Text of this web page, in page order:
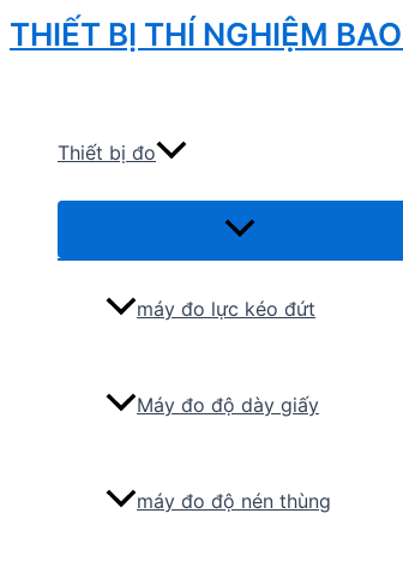
Skip
to
THIẾT BỊ THÍ NGHIỆM
Thiết bị đo
Menu
máy đo lực kéo đứt
Máy đo độ dày giấy
máy đo độ nén thùng